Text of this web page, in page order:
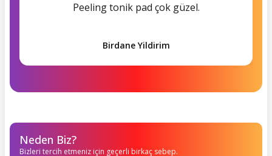
Peeling tonik pad çok güzel.
Birdane Yildirim
Neden Biz?
Bizleri tercih etmeniz için geçerli birkaç sebep.